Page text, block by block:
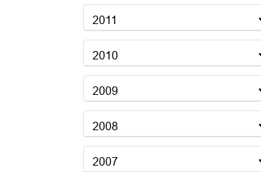
2011
2010
2009
2008
2007